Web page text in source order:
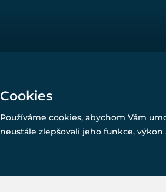
Cookies
Používáme cookies, abychom Vám
neustále zlepšovali jeho funkce,